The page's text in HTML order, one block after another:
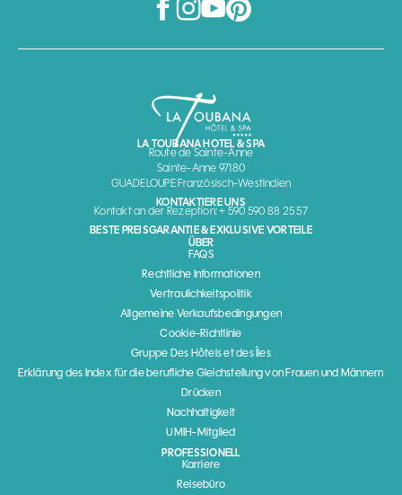
LA TOUBANA HOTEL & SPA
Route de Sainte-Anne
Sainte-Anne 97180
GUADELOUPE Französisch-Westindien
KONTAKTIERE UNS
Kontakt an der Rezeption: + 590 590 88 25 57
BESTE PREISGARANTIE & EXKLUSIVE VORTEILE
ÜBER
FAQS
Rechtliche Informationen
Vertraulichkeitspolitik
Allgemeine Verkaufsbedingungen
Cookie-Richtlinie
Gruppe Des Hôtels et des Îles
Erklärung des Index für die berufliche Gleichstellung von Frauen und Männern
Drücken
Nachhaltigkeit
UMIH-Mitglied
PROFESSIONELL
Karriere
Reisebüro